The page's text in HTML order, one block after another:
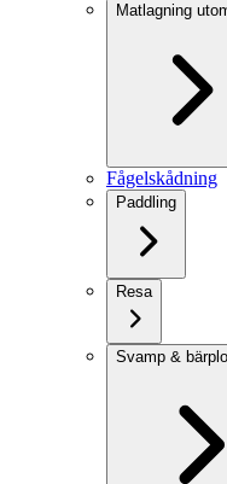
Matlagning
Fågelskådning
Paddling
Resa
Svamp &